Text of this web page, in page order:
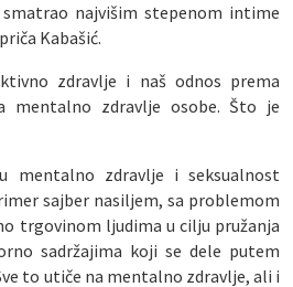
najvišim stepenom intime
Kabašić.
zdravlje i naš odnos prema
mentalno zdravlje osobe. Što je
mentalno zdravlje i seksualnost
sajber nasiljem, sa problemom
trgovinom ljudima u cilju pružanja
sadržajima koji se dele putem
to utiče na mentalno zdravlje, ali i